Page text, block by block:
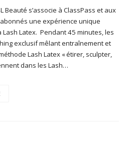
Beauté s’associe à ClassPass et aux
une expérience unique
Latex. Pendant 45 minutes, les
exclusif mêlant entraînement et
Lash Latex « étirer, sculpter,
dans les Lash…